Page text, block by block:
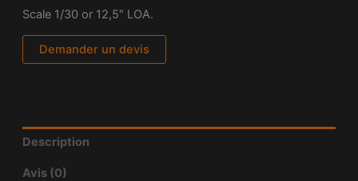
Scale 1/30 or 12,5″ LOA.
Demander un devis
Description
Avis (0)